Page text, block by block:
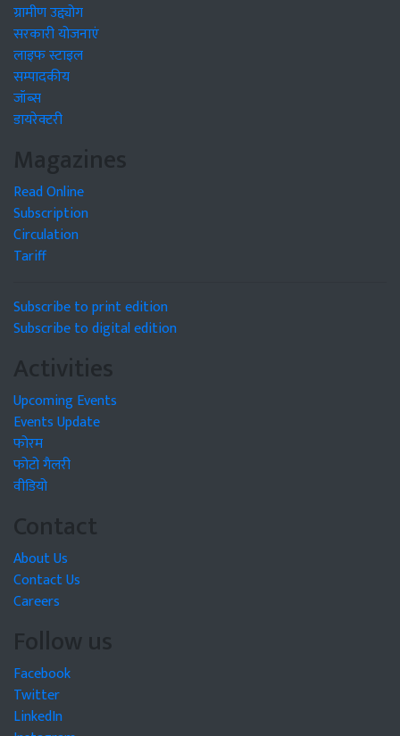
ग्रामीण उद्द्योग
सरकारी योजनाएं
लाइफ स्टाइल
सम्पादकीय
जॉब्स
डायरेक्टरी
Magazines
Read Online
Subscription
Circulation
Tariff
Subscribe to print edition
Subscribe to digital edition
Activities
Upcoming Events
Events Update
फोरम
फोटो गैलरी
वीडियो
Contact
About Us
Contact Us
Careers
Follow us
Facebook
Twitter
LinkedIn